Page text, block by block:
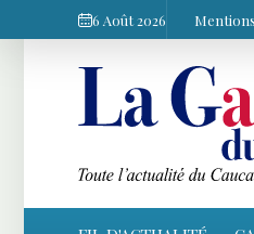
6 Août 2026